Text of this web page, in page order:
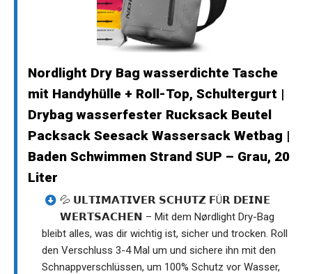
Nordlight Dry Bag wasserdichte Tasche
mit Handyhülle + Roll-Top, Schultergurt |
Drybag wasserfester Rucksack Beutel
Packsack Seesack Wassersack Wetbag |
Baden Schwimmen Strand SUP – Grau, 20
Liter
💦 𝗨𝗟𝗧𝗜𝗠𝗔𝗧𝗜𝗩𝗘𝗥 𝗦𝗖𝗛𝗨𝗧𝗭 𝗙Ü𝗥 𝗗𝗘𝗜𝗡𝗘
𝗪𝗘𝗥𝗧𝗦𝗔𝗖𝗛𝗘𝗡 – Mit dem Nørdlight Dry-Bag
bleibt alles, was dir wichtig ist, sicher und trocken. Roll
den Verschluss 3-4 Mal um und sichere ihn mit den
Schnappverschlüssen, um 100% Schutz vor Wasser,